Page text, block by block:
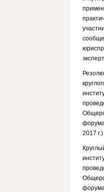
2017 г.)